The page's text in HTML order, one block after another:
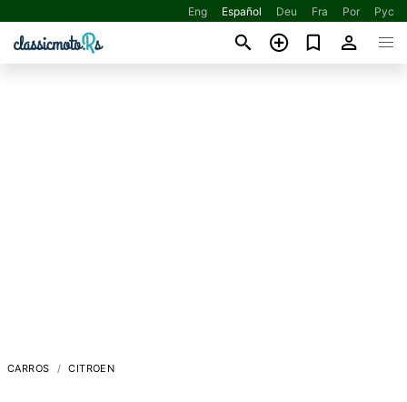
Eng Español Deu Fra Por Рус
CARROS CITROEN